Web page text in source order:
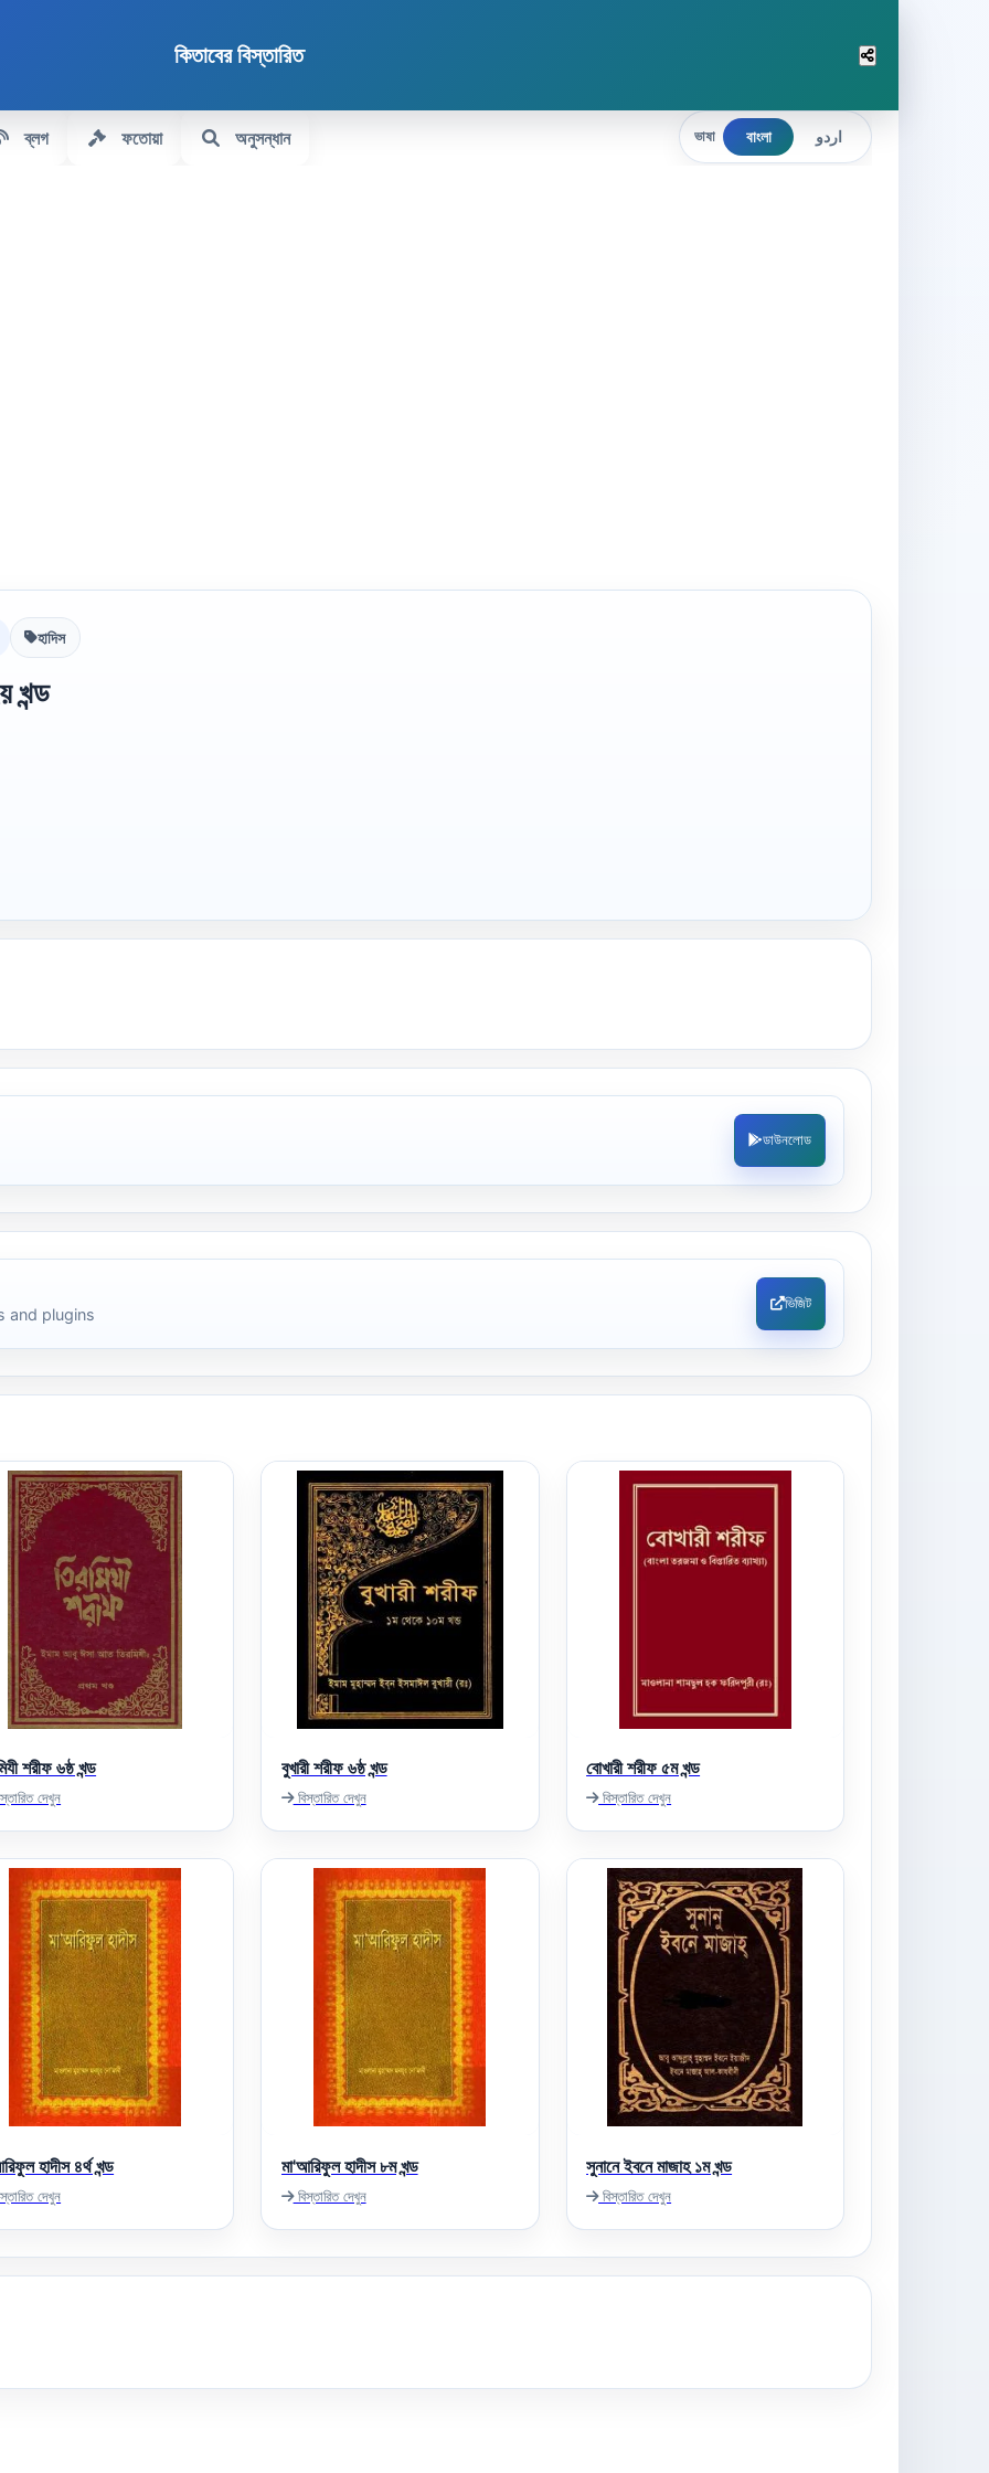
কিতাবের বিস্তারিত
ব্লগ ফতোয়া অনুসন্ধান ভাষা বাংলা اردو
হাদিস
খন্ড
ডাউনলোড
and plugins
ভিজিট
শরীফ ৬ষ্ঠ খন্ড
দেখুন
বুখারী শরীফ ৬ষ্ঠ খন্ড
বিস্তারিত দেখুন
বোখারী শরীফ ৫ম খন্ড
বিস্তারিত দেখুন
হাদীস ৪র্থ খন্ড
দেখুন
মা'আরিফুল হাদীস ৮ম খন্ড
বিস্তারিত দেখুন
সুনানে ইবনে মাজাহ ১ম খন্ড
বিস্তারিত দেখুন